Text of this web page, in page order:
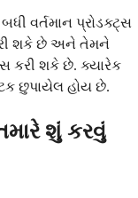
વર્તમાન પ્રોડક્ટ્સ
શકે છે અને તેમને
કરી શકે છે. ક્યારેક
છુપાયેલ હોય છે.
શું કરવું